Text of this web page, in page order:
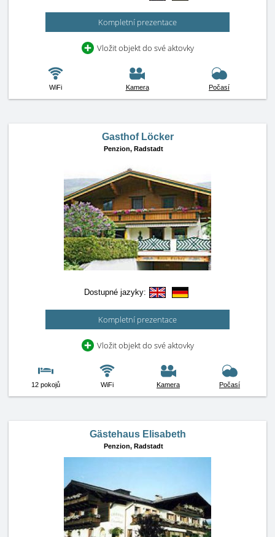
Kompletní prezentace
Vložit objekt do své aktovky
WiFi Kamera Počasí
Gasthof Löcker
Penzion, Radstadt
Dostupné jazyky:
Kompletní prezentace
Vložit objekt do své aktovky
12 pokojů WiFi Kamera Počasí
Gästehaus Elisabeth
Penzion, Radstadt